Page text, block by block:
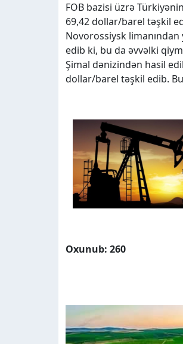
FOB bazisi üzrə
69,42 dollar/barel təşkil
Novorossiysk
edib ki, bu da əvvəlki
Şimal dənizindən hasil
dollar/barel təşkil edib.
Oxunub: 260